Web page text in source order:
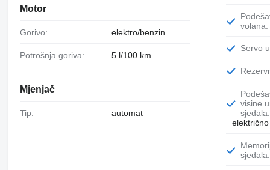
Motor
Gorivo: elektro/benzin
Potrošnja goriva: 5 l/100 km
Mjenjač
Tip: automat
Podešavanje
volana:
Servo
Podešavanje
visine
sjedala:
Memorija položaja
sjedala: